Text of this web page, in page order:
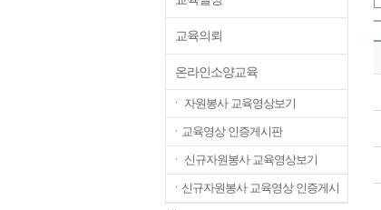
교육의뢰
온라인소양교육
ㆍ 자원봉사 교육영상보기
ㆍ교육영상 인증게시판
ㆍ 신규자원봉사 교육영상보기
ㆍ신규자원봉사 교육영상 인증게시